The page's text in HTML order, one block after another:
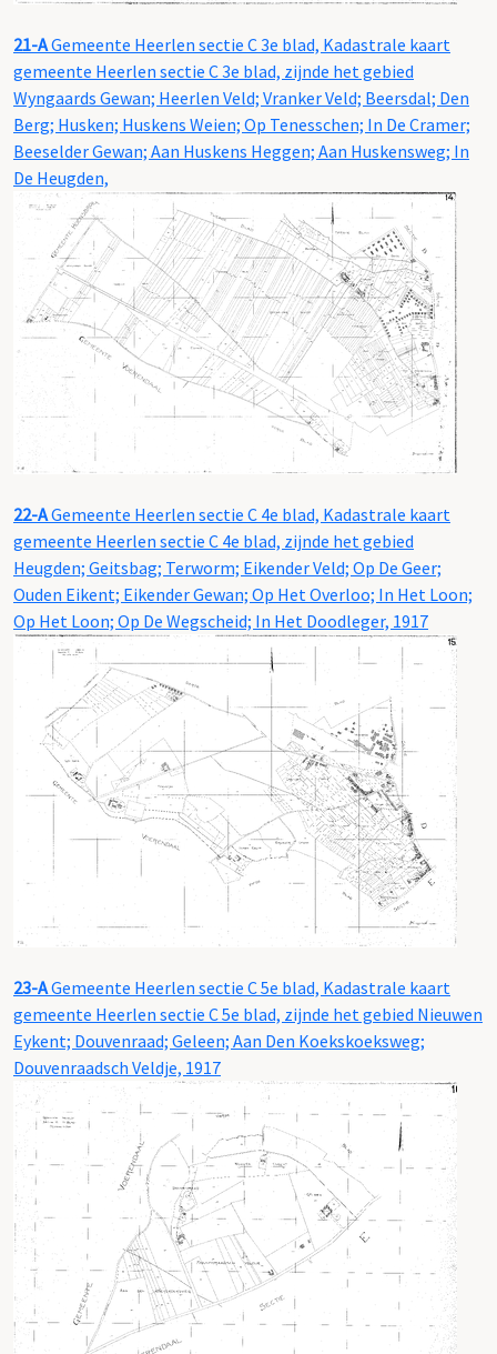
21-AGemeente Heerlen sectie C 3e blad, Kadastrale kaart
gemeente Heerlen sectie C 3e blad, zijnde het gebied
Wyngaards Gewan; Heerlen Veld; Vranker Veld; Beersdal; Den
Berg; Husken; Huskens Weien; Op Tenesschen; In De Cramer;
Beeselder Gewan; Aan Huskens Heggen; Aan Huskensweg; In
De Heugden,
22-AGemeente Heerlen sectie C 4e blad, Kadastrale kaart
gemeente Heerlen sectie C 4e blad, zijnde het gebied
Heugden; Geitsbag; Terworm; Eikender Veld; Op De Geer;
Ouden Eikent; Eikender Gewan; Op Het Overloo; In Het Loon;
Op Het Loon; Op De Wegscheid; In Het Doodleger, 1917
23-AGemeente Heerlen sectie C 5e blad, Kadastrale kaart
gemeente Heerlen sectie C 5e blad, zijnde het gebied Nieuwen
Eykent; Douvenraad; Geleen; Aan Den Koekskoeksweg;
Douvenraadsch Veldje, 1917